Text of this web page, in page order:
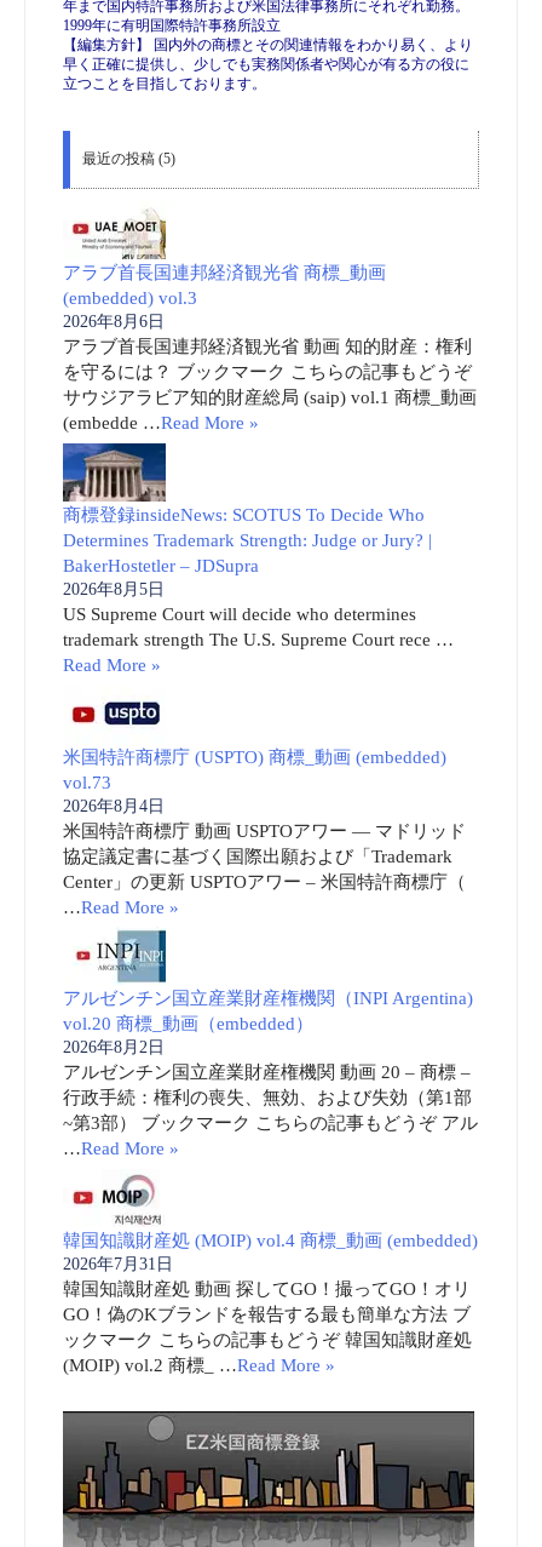
年まで国内特許事務所および米国法律事務所にそれぞれ勤務。
1999年に有明国際特許事務所設立
【編集方針】 国内外の商標とその関連情報をわかり易く、より
早く正確に提供し、少しでも実務関係者や関心が有る方の役に
立つことを目指しております。
最近の投稿 (5)
アラブ首長国連邦経済観光省 商標_動画
(embedded) vol.3
2026年8月6日
アラブ首長国連邦経済観光省 動画 知的財産：権利
を守るには？ ブックマーク こちらの記事もどうぞ
サウジアラビア知的財産総局 (saip) vol.1 商標_動画
(embedde …Read More »
商標登録insideNews: SCOTUS To Decide Who
Determines Trademark Strength: Judge or Jury? |
BakerHostetler – JDSupra
2026年8月5日
US Supreme Court will decide who determines
trademark strength The U.S. Supreme Court rece …
Read More »
米国特許商標庁 (USPTO) 商標_動画 (embedded)
vol.73
2026年8月4日
米国特許商標庁 動画 USPTOアワー ― マドリッド
協定議定書に基づく国際出願および「Trademark
Center」の更新 USPTOアワー – 米国特許商標庁（
…Read More »
アルゼンチン国立産業財産権機関（INPI Argentina)
vol.20 商標_動画（embedded）
2026年8月2日
アルゼンチン国立産業財産権機関 動画 20 – 商標 –
行政手続：権利の喪失、無効、および失効（第1部
~第3部） ブックマーク こちらの記事もどうぞ アル
…Read More »
韓国知識財産処 (MOIP) vol.4 商標_動画 (embedded)
2026年7月31日
韓国知識財産処 動画 探してGO！撮ってGO！オリ
GO！偽のKブランドを報告する最も簡単な方法 ブ
ックマーク こちらの記事もどうぞ 韓国知識財産処
(MOIP) vol.2 商標_ …Read More »